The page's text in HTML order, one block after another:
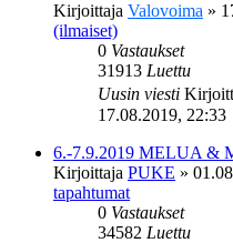
Kirjoittaja Valovoima »
(ilmaiset)
0 Vastaukset
31913 Luettu
Uusin viesti
17.08.2019, 22:33
6.-7.9.2019 MELUA &
Kirjoittaja PUKE »
tapahtumat
0 Vastaukset
34582 Luettu